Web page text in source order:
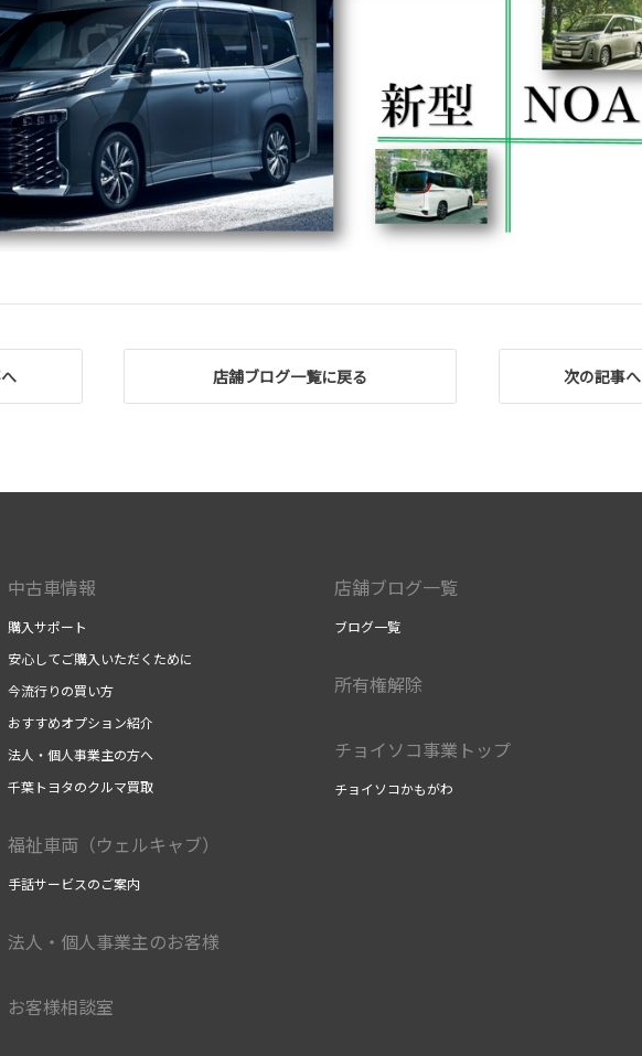
店舗ブログ一覧に戻る 次の記事へ
中古車情報
購入サポート
安心してご購入いただくために
今流行りの買い方
おすすめオプション紹介
法人・個人事業主の方へ
千葉トヨタのクルマ買取
福祉車両（ウェルキャブ）
手話サービスのご案内
法人・個人事業主のお客様
お客様相談室
店舗ブログ一覧
ブログ一覧
所有権解除
チョイソコ事業トップ
チョイソコかもがわ